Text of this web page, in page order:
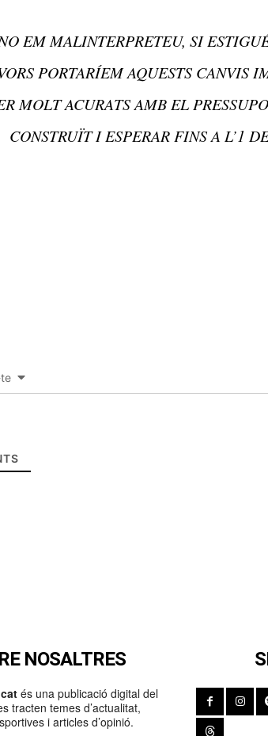
EM MALINTERPRETEU, SI
PORTARÍEM AQUESTS CANVIS
MOLT ACURATS AMB EL
CONSTRUÏT I ESPERAR FINS A L’1
NOSALTRES
és una publicació digital del
tracten temes d’actualitat,
i articles d’opinió.